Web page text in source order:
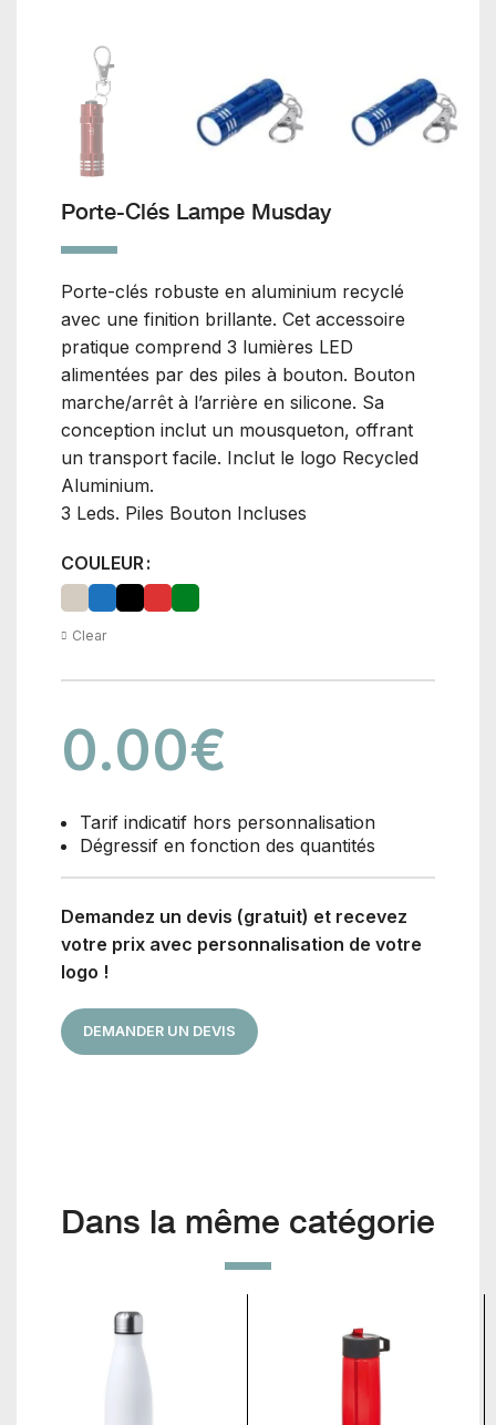
Porte-Clés Lampe Musday
Porte-clés robuste en aluminium recyclé
avec une finition brillante. Cet accessoire
pratique comprend 3 lumières LED
alimentées par des piles à bouton. Bouton
marche/arrêt à l’arrière en silicone. Sa
conception inclut un mousqueton, offrant
un transport facile. Inclut le logo Recycled
Aluminium.
3 Leds. Piles Bouton Incluses
COULEUR
Clear
0.00€
Tarif indicatif hors personnalisation
Dégressif en fonction des quantités
Demandez un devis (gratuit) et recevez
votre prix avec personnalisation de votre
logo !
DEMANDER UN DEVIS
Dans la même catégorie